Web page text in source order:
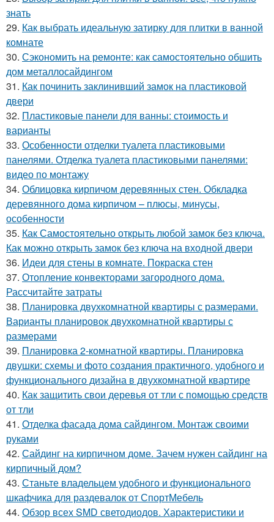
знать
29. Как выбрать идеальную затирку для плитки в ванной
комнате
30. Сэкономить на ремонте: как самостоятельно обшить
дом металлосайдингом
31. Как починить заклинивший замок на пластиковой
двери
32. Пластиковые панели для ванны: стоимость и
варианты
33. Особенности отделки туалета пластиковыми
панелями. Отделка туалета пластиковыми панелями:
видео по монтажу
34. Облицовка кирпичом деревянных стен. Обкладка
деревянного дома кирпичом – плюсы, минусы,
особенности
35. Как Самостоятельно открыть любой замок без ключа.
Как можно открыть замок без ключа на входной двери
36. Идеи для стены в комнате. Покраска стен
37. Отопление конвекторами загородного дома.
Рассчитайте затраты
38. Планировка двухкомнатной квартиры с размерами.
Варианты планировок двухкомнатной квартиры с
размерами
39. Планировка 2-комнатной квартиры. Планировка
двушки: схемы и фото создания практичного, удобного и
функционального дизайна в двухкомнатной квартире
40. Как защитить свои деревья от тли с помощью средств
от тли
41. Отделка фасада дома сайдингом. Монтаж своими
руками
42. Сайдинг на кирпичном доме. Зачем нужен сайдинг на
кирпичный дом?
43. Станьте владельцем удобного и функционального
шкафчика для раздевалок от СпортМебель
44. Обзор всех SMD светодиодов. Характеристики и